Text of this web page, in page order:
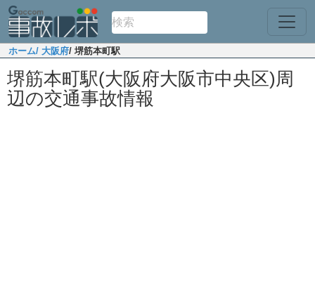
ホーム/ 大阪府/ 堺筋本町駅
堺筋本町駅(大阪府大阪市中央区)周
辺の交通事故情報